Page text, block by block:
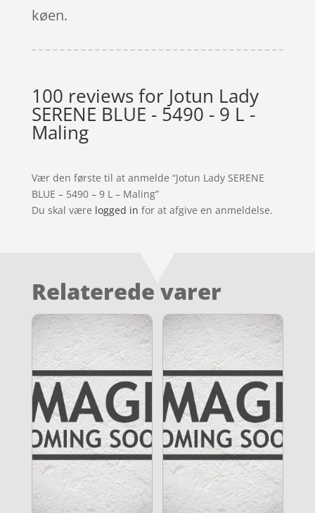
køen.
100 reviews for Jotun Lady
SERENE BLUE - 5490 - 9 L -
Maling
Vær den første til at anmelde “Jotun Lady SERENE
BLUE – 5490 – 9 L – Maling”
Du skal være logged in for at afgive en anmeldelse.
Relaterede varer